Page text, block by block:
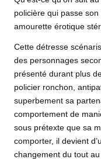
policière qui passe
amourette érotique
Cette détresse
des personnages
présenté durant plus
policier ronchon,
superbement sa
comportement de
sous prétexte que sa
comporter, il devient
changement du tout